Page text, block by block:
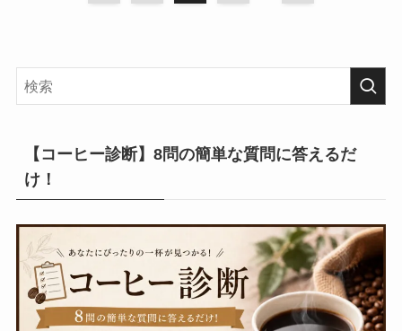
【コーヒー診断】8問の簡単な質問に答えるだ
け！